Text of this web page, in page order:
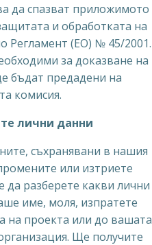
да спазват приложимото
и обработката на
Регламент (ЕО) № 45/2001.
за доказване на
бъдат предадени на
комисия.
лични данни
съхранявани в нашия
или изтриете
да разберете какви лични
име, моля, изпратете
на проекта или до вашата
Ще получите